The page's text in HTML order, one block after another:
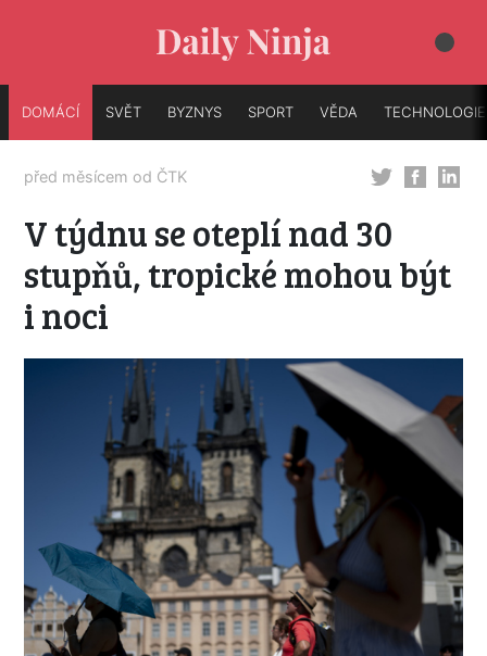
DOMÁCÍ SVĚT BYZNYS SPORT VĚDA TECHNOLOGIE
před měsícem od ČTK
V týdnu se oteplí nad 30
stupňů, tropické mohou být
i noci